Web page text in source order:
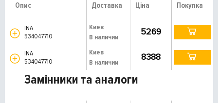
Опис Доставка Ціна Покупка
INA
534047710
Киев
В наличии
5269
INA
534047710
Киев
В наличии
8388
Замінники та аналоги